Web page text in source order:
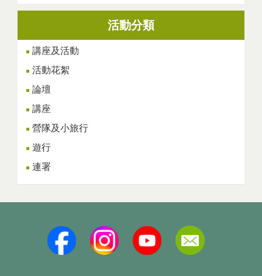
活動分類
講座及活動
活動花絮
論壇
講座
營隊及小旅行
遊行
連署